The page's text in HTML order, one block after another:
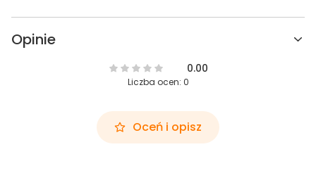
Opinie
0.00
Liczba ocen: 0
Oceń i opisz